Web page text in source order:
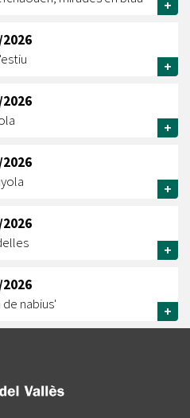
+
+
+
+
+
nabius'
+